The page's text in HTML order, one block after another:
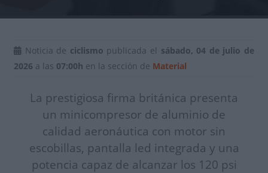
Noticia de ciclismo publicada el sábado, 04 de julio de
2026 a las 07:00h en la sección de Material
La prestigiosa firma británica presenta
un minicompresor de aluminio de
calidad aeronáutica con motor sin
escobillas, pantalla led integrada y una
potencia capaz de alcanzar los 120 psi